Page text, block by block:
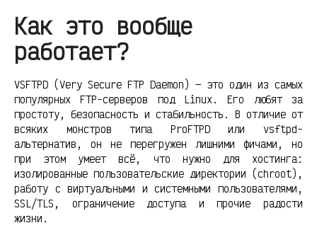
Как это вообще
работает?
VSFTPD (Very Secure FTP Daemon) — это один из самых
популярных FTP-серверов под Linux. Его любят за
простоту, безопасность и стабильность. В отличие от
всяких монстров типа ProFTPD или vsftpd-
альтернатив, он не перегружен лишними фичами, но
при этом умеет всё, что нужно для хостинга:
изолированные пользовательские директории (chroot),
работу с виртуальными и системными пользователями,
SSL/TLS, ограничение доступа и прочие радости
жизни.